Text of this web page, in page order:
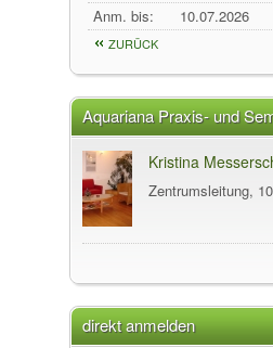
Anm. bis:
10.07.2026
ZURÜCK
Aquariana Praxis- und
Berlin
Kristina
Zentrumsleitung,
direkt anmelden